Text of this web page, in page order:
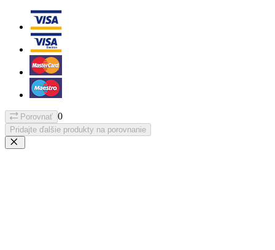
Porovnať 0
Pridajte ďalšie produkty na porovnanie